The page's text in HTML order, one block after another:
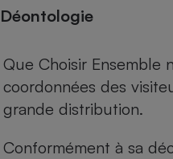
Déontologie
Que Choisir Ensemble
coordonnées des
grande distribution.
Conformément à sa